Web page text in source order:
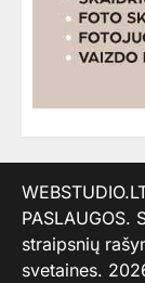
PASLAUGOS.
straipsnių
svetaines.